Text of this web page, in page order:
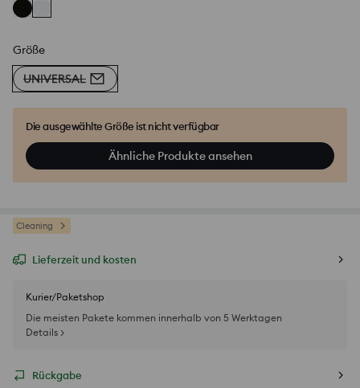
Größe
UNIVERSAL
Die ausgewählte Größe ist nicht verfügbar
Ähnliche Produkte ansehen
Cleaning
Lieferzeit und kosten
Kurier/Paketshop
Die meisten Pakete kommen innerhalb von 5 Werktagen
Details >
Rückgabe